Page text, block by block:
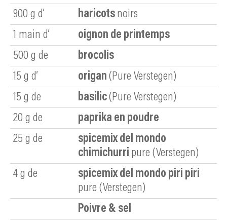
900 g d’ haricots noirs
1 main d’
oignon de printemps
500 g de
brocolis
15 g d’ origan (Pure Verstegen)
15 g de basilic(Pure Verstegen)
20 g de
paprika en poudre
25 g de
spicemix del mondo
chimichurri pure (Verstegen)
4 g de
spicemix del mondo piri piri
pure (Verstegen)
Poivre & sel